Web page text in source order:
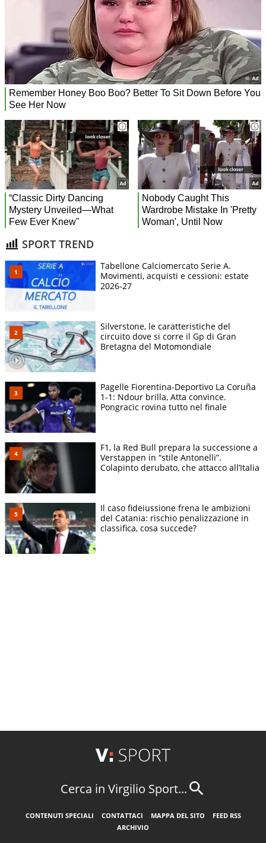
SPORT TREND
Tabellone Calciomercato Serie A.
Movimenti, acquisti e cessioni: estate
2026-27
Silverstone, le caratteristiche del
circuito dove si corre il Gp di Gran
Bretagna del Motomondiale
Pagelle Fiorentina-Deportivo La Coruña
1-1: Ndour brilla, Atta convince.
Pongracic rovina tutto nel finale
F1, la Red Bull prepara la successione a
Verstappen in “stile Antonelli”.
Colapinto derubato, che attacco all’Italia
Il caso fideiussione frena le ambizioni
del Catania: rischio penalizzazione in
classifica, cosa succede?
Cerca in Virgilio Sport...
CONTENUTI SPECIALI CONTATTACI MAPPA DEL SITO
FEED RSS
ARCHIVIO